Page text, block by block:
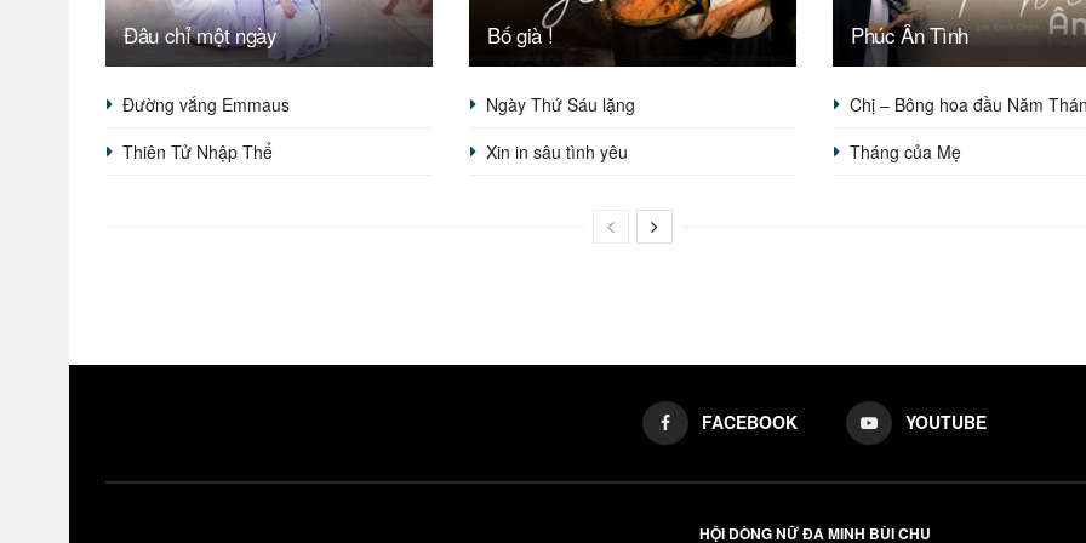
Đâu chỉ một ngày Bố già ! Phúc Ân Tình
Đường vắng Emmaus Ngày Thứ Sáu lặng
Chị – Bông hoa đầu Năm
Thiên Tử Nhập Thể
Xin in sâu tình yêu Tháng của Mẹ
FACEBOOK YOUTUBE
HỘI DÒNG NỮ ĐA MINH BÙI CHU